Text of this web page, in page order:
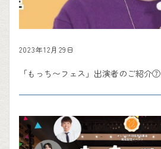
2023年12月29日
「もっち〜フェス」出演者のご紹介⑦